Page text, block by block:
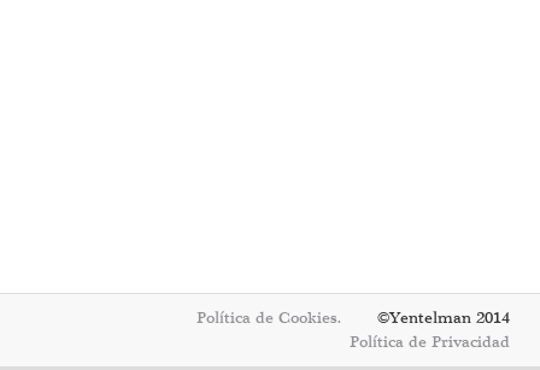
©Yentelman 2014
Política de Cookies.
Política de Privacidad